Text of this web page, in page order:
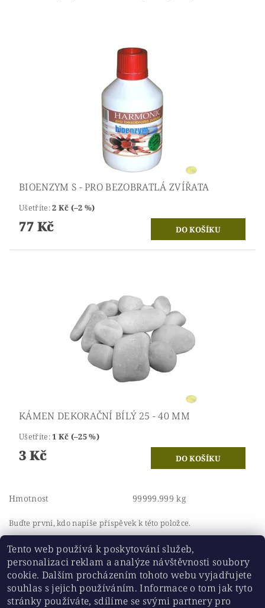
BIOENZYM S - PRO BEZOBRATLÁ ZVÍŘATA
Ušetříte:2 Kč (–2 %)
77 Kč
KÁMEN DEKORAČNÍ BÍLÝ 25 - 40 MM
Ušetříte:1 Kč (–25 %)
3 Kč
Hmotnost 99999.999 kg
Buďte první, kdo napíše příspěvek k této položce.
Přidat komentář
Tento web používá k poskytování služeb,
personalizaci reklam a analýze návštěvnosti soubory
cookie. Dalším procházením tohoto webu vyjadřujete
souhlas s jejich používáním. Informace o tom jak tyto
stránky používáte, sdílíme se svými partnery pro